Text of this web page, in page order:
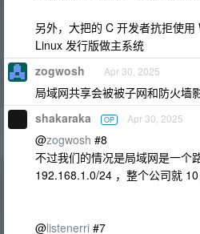
另外，大把的 C 开发者抗拒使
Linux 发行版做主系统
zogwosh Apr 30, 2025
局域网共享会被被子网和防火墙
shakaraka OP Apr 30, 2025
@zogwosh #8
不过我们的情况是局域网是一个
192.168.1.0/24 ，整个公司就
@listenerri #7